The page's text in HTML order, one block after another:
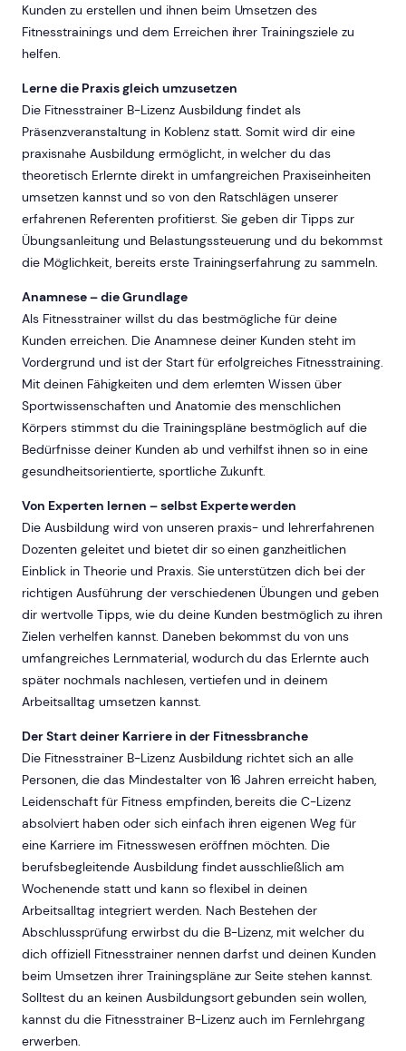
Kunden zu erstellen und ihnen beim Umsetzen des
Fitnesstrainings und dem Erreichen ihrer Trainingsziele zu
helfen.
Lerne die Praxis gleich umzusetzen
Die Fitnesstrainer B-Lizenz Ausbildung findet als
Präsenzveranstaltung in Koblenz statt. Somit wird dir eine
praxisnahe Ausbildung ermöglicht, in welcher du das
theoretisch Erlernte direkt in umfangreichen Praxiseinheiten
umsetzen kannst und so von den Ratschlägen unserer
erfahrenen Referenten profitierst. Sie geben dir Tipps zur
Übungsanleitung und Belastungssteuerung und du bekommst
die Möglichkeit, bereits erste Trainingserfahrung zu sammeln.
Anamnese – die Grundlage
Als Fitnesstrainer willst du das bestmögliche für deine
Kunden erreichen. Die Anamnese deiner Kunden steht im
Vordergrund und ist der Start für erfolgreiches Fitnesstraining.
Mit deinen Fähigkeiten und dem erlernten Wissen über
Sportwissenschaften und Anatomie des menschlichen
Körpers stimmst du die Trainingspläne bestmöglich auf die
Bedürfnisse deiner Kunden ab und verhilfst ihnen so in eine
gesundheitsorientierte, sportliche Zukunft.
Von Experten lernen – selbst Experte werden
Die Ausbildung wird von unseren praxis- und lehrerfahrenen
Dozenten geleitet und bietet dir so einen ganzheitlichen
Einblick in Theorie und Praxis. Sie unterstützen dich bei der
richtigen Ausführung der verschiedenen Übungen und geben
dir wertvolle Tipps, wie du deine Kunden bestmöglich zu ihren
Zielen verhelfen kannst. Daneben bekommst du von uns
umfangreiches Lernmaterial, wodurch du das Erlernte auch
später nochmals nachlesen, vertiefen und in deinem
Arbeitsalltag umsetzen kannst.
Der Start deiner Karriere in der Fitnessbranche
Die Fitnesstrainer B-Lizenz Ausbildung richtet sich an alle
Personen, die das Mindestalter von 16 Jahren erreicht haben,
Leidenschaft für Fitness empfinden, bereits die C-Lizenz
absolviert haben oder sich einfach ihren eigenen Weg für
eine Karriere im Fitnesswesen eröffnen möchten. Die
berufsbegleitende Ausbildung findet ausschließlich am
Wochenende statt und kann so flexibel in deinen
Arbeitsalltag integriert werden. Nach Bestehen der
Abschlussprüfung erwirbst du die B-Lizenz, mit welcher du
dich offiziell Fitnesstrainer nennen darfst und deinen Kunden
beim Umsetzen ihrer Trainingspläne zur Seite stehen kannst.
Solltest du an keinen Ausbildungsort gebunden sein wollen,
kannst du die Fitnesstrainer B-Lizenz auch im Fernlehrgang
erwerben.